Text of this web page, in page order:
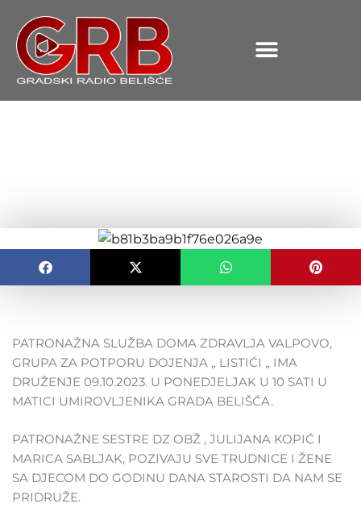
PATRONAŽNA SLUŽBA DOMA ZDRAVLJA VALPOVO,
GRUPA ZA POTPORU DOJENJA „ LISTIĆI „ IMA
DRUŽENJE 09.10.2023. U PONEDJELJAK U 10 SATI U
MATICI UMIROVLJENIKA GRADA BELIŠĆA.
PATRONAŽNE SESTRE DZ OBŽ , JULIJANA KOPIĆ I
MARICA SABLJAK, POZIVAJU SVE TRUDNICE I ŽENE
SA DJECOM DO GODINU DANA STAROSTI DA NAM SE
PRIDRUŽE.